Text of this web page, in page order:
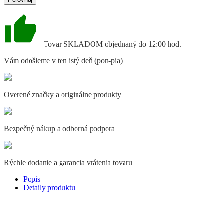
Tovar SKLADOM objednaný do 12:00 hod.
Vám odošleme v ten istý deň (pon-pia)
Overené značky a originálne produkty
Bezpečný nákup a odborná podpora
Rýchle dodanie a garancia vrátenia tovaru
Popis
Detaily produktu